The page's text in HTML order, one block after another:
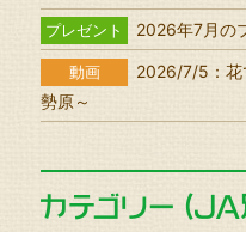
プレゼント 2026年7月の
動画
2026/7/5：花
勢原～